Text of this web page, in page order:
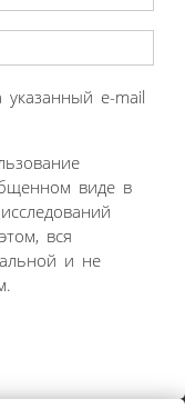
e-mail
виде в
вся
и не